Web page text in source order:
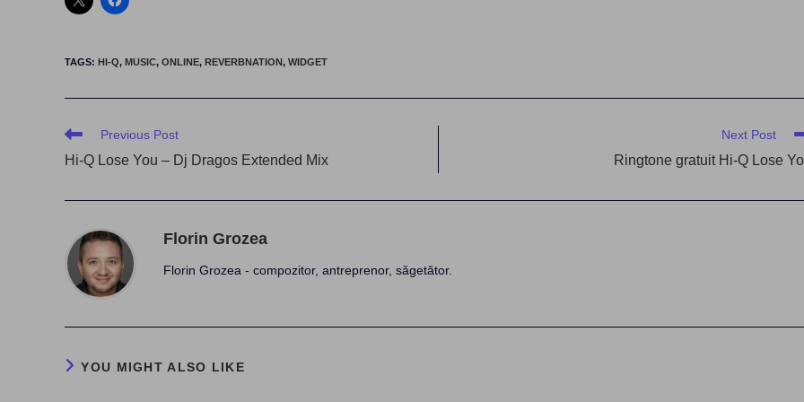
TAGS: HI-Q, MUSIC, ONLINE, REVERBNATION, WIDGET
Read
articles
Previous Post
Hi-Q Lose You – Dj Dragos Extended Mix
Next Post
Ringtone gratuit Hi-Q Lose
Florin Grozea
Florin Grozea - compozitor, antreprenor, săgetător.
YOU MIGHT ALSO LIKE